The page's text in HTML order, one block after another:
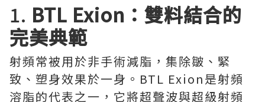
1. BTL Exion：雙料結合的
完美典範
射頻常被用於非手術減脂，集除皺、緊
致、塑身效果於一身。BTL Exion是射頻
溶脂的代表之一，它將超聲波與超級射頻